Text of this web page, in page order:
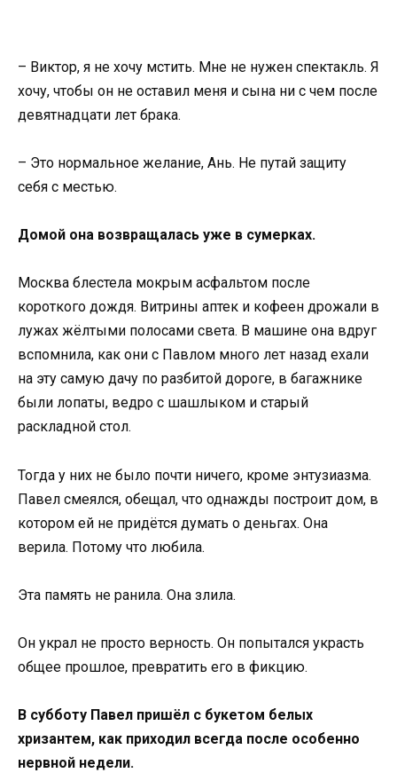
– Виктор, я не хочу мстить. Мне не нужен спектакль. Я
хочу, чтобы он не оставил меня и сына ни с чем после
девятнадцати лет брака.
– Это нормальное желание, Ань. Не путай защиту
себя с местью.
Домой она возвращалась уже в сумерках.
Москва блестела мокрым асфальтом после
короткого дождя. Витрины аптек и кофеен дрожали в
лужах жёлтыми полосами света. В машине она вдруг
вспомнила, как они с Павлом много лет назад ехали
на эту самую дачу по разбитой дороге, в багажнике
были лопаты, ведро с шашлыком и старый
раскладной стол.
Тогда у них не было почти ничего, кроме энтузиазма.
Павел смеялся, обещал, что однажды построит дом, в
котором ей не придётся думать о деньгах. Она
верила. Потому что любила.
Эта память не ранила. Она злила.
Он украл не просто верность. Он попытался украсть
общее прошлое, превратить его в фикцию.
В субботу Павел пришёл с букетом белых
хризантем, как приходил всегда после особенно
нервной недели.